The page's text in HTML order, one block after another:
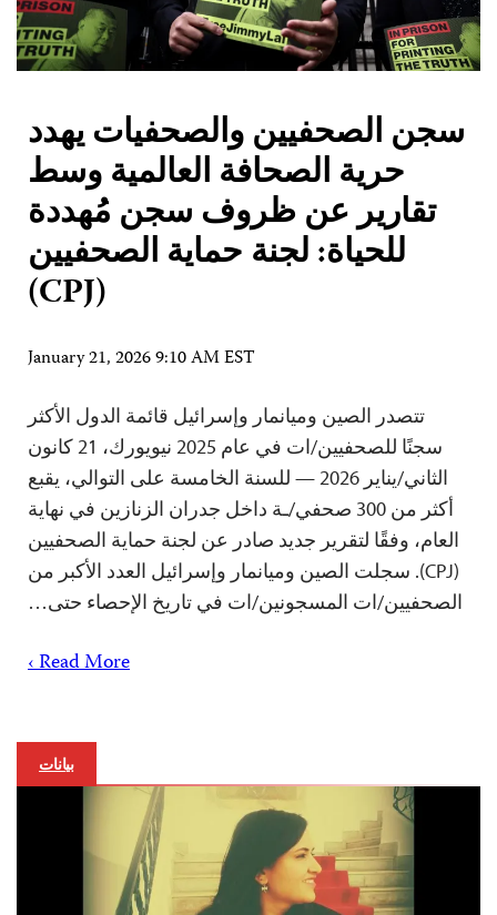
سجن الصحفيين والصحفيات يهدد
حرية الصحافة العالمية وسط
تقارير عن ظروف سجن مُهددة
للحياة: لجنة حماية الصحفيين
(CPJ)
January 21, 2026 9:10 AM EST
تتصدر الصين وميانمار وإسرائيل قائمة الدول الأكثر
سجنًا للصحفيين/ات في عام 2025 نيويورك، 21 كانون
الثاني/يناير 2026 — للسنة الخامسة على التوالي، يقبع
أكثر من 300 صحفي/ـة داخل جدران الزنازين في نهاية
العام، وفقًا لتقرير جديد صادر عن لجنة حماية الصحفيين
(CPJ). سجلت الصين وميانمار وإسرائيل العدد الأكبر من
الصحفيين/ات المسجونين/ات في تاريخ الإحصاء حتى…
Read More ›
بيانات